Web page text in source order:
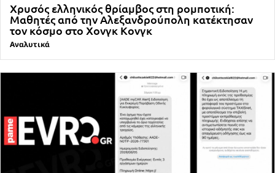
Χρυσός ελληνικός θρίαμβος στη ρομποτική:
Μαθητές από την Αλεξανδρούπολη κατέκτησαν
τον κόσμο στο Χονγκ Κονγκ
Αναλυτικά